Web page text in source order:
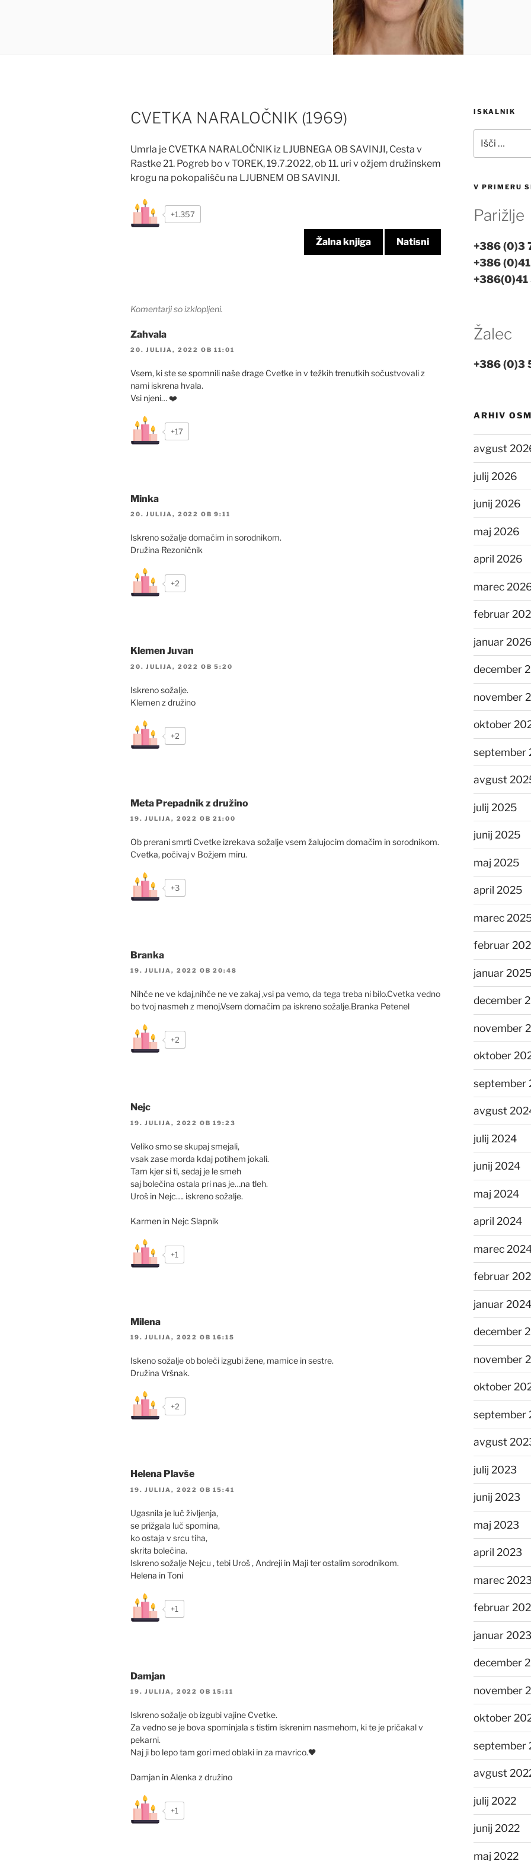
CVETKA NARALOČNIK (1969)
Umrla je CVETKA NARALOČNIK iz LJUBNEGA OB SAVINJI, Cesta v
Rastke 21. Pogreb bo v TOREK, 19.7.2022, ob 11. uri v ožjem družinskem
krogu na pokopališču na LJUBNEM OB SAVINJI.
+1.357
Žalna knjiga Natisni
Zahvala
20. JULIJA, 2022 OB 11:01
Vsem, ki ste se spomnili naše drage Cvetke in v težkih trenutkih sočustvovali z
nami iskrena hvala.
Vsi njeni… ❤️
+17
Minka
20. JULIJA, 2022 OB 9:11
Iskreno sožalje domačim in sorodnikom.
Družina Rezoničnik
+2
Klemen Juvan
20. JULIJA, 2022 OB 5:20
Iskreno sožalje.
Klemen z družino
+2
Meta Prepadnik z družino
19. JULIJA, 2022 OB 21:00
Ob prerani smrti Cvetke izrekava sožalje vsem žalujocim domačim in sorodnikom.
Cvetka, počivaj v Božjem miru.
+3
Branka
19. JULIJA, 2022 OB 20:48
Nihče ne ve kdaj,nihče ne ve zakaj ,vsi pa vemo, da tega treba ni bilo.Cvetka vedno
bo tvoj nasmeh z menoj.Vsem domačim pa iskreno sožalje.Branka Petenel
+2
Nejc
19. JULIJA, 2022 OB 19:23
Veliko smo se skupaj smejali,
vsak zase morda kdaj potihem jokali.
Tam kjer si ti, sedaj je le smeh
saj bolečina ostala pri nas je…na tleh.
Uroš in Nejc…. iskreno sožalje.
Karmen in Nejc Slapnik
+1
Milena
19. JULIJA, 2022 OB 16:15
Iskeno sožalje ob boleči izgubi žene, mamice in sestre.
Družina Vršnak.
+2
Helena Plavše
19. JULIJA, 2022 OB 15:41
Ugasnila je luč življenja,
se prižgala luč spomina,
ko ostaja v srcu tiha,
skrita bolečina.
Iskreno sožalje Nejcu , tebi Uroš , Andreji in Maji ter ostalim sorodnikom.
Helena in Toni
+1
Damjan
19. JULIJA, 2022 OB 15:11
Iskreno sožalje ob izgubi vajine Cvetke.
Za vedno se je bova spominjala s tistim iskrenim nasmehom, ki te je pričakal v
pekarni.
Naj ji bo lepo tam gori med oblaki in za mavrico.🖤
Damjan in Alenka z družino
+1
Komentarji so izklopljeni.
ISKALNIK
V PRIMERU
Parižlje
+386 (0)3
+386
Žalec
+386 (0)3
ARHIV
avgust
julij 2026
junij 2026
maj 2026
april 2026
marec
februar
januar 2026
december
november
oktober
september
avgust
julij 2025
junij 2025
maj 2025
april 2025
marec
februar
januar 2025
december
november
oktober
september
avgust
julij 2024
junij 2024
maj 2024
april 2024
marec
februar
januar 2024
december
november
oktober
september
avgust
julij 2023
junij 2023
maj 2023
april 2023
marec
februar
januar 2023
december
november
oktober
september
avgust
julij 2022
junij 2022
maj 2022